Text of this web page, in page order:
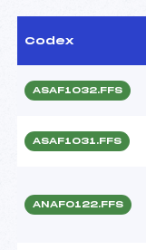
Codex
ASAF1032.FFS
ASAF1031.FFS
ANAF0122.FFS